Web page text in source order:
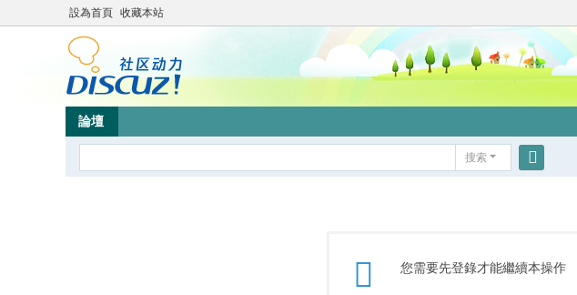
設為首頁 收藏本站
論壇
搜索
您需要先登錄才能繼續本操作